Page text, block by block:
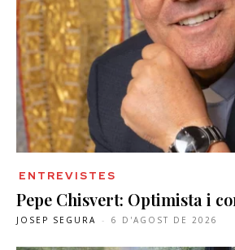
ENTREVISTES
Pepe Chisvert: Optimista i
JOSEP SEGURA - 6 D'AGOST DE 2026